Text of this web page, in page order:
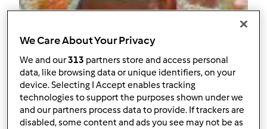
Follow Block
RmValadas
1
Pontos atuais: 5
We Care About Your Privacy
We and our313 partners store and access personal
data, like browsing data or unique identifiers, on your
device. Selecting I Accept enables tracking
technologies to support the purposes shown under we
and our partners process data to provide. If trackers are
disabled, some content and ads you see may not be as